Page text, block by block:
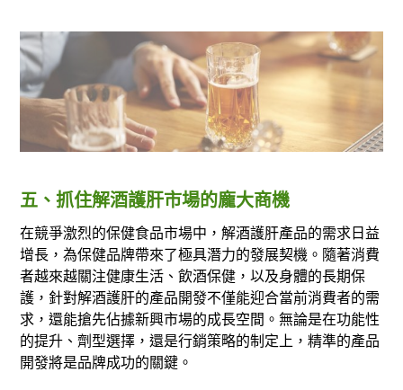
五、抓住解酒護肝市場的龐大商機
在競爭激烈的保健食品市場中，解酒護肝產品的需求日益
增長，為保健品牌帶來了極具潛力的發展契機。隨著消費
者越來越關注健康生活、飲酒保健，以及身體的長期保
護，針對解酒護肝的產品開發不僅能迎合當前消費者的需
求，還能搶先佔據新興市場的成長空間。無論是在功能性
的提升、劑型選擇，還是行銷策略的制定上，精準的產品
開發將是品牌成功的關鍵。